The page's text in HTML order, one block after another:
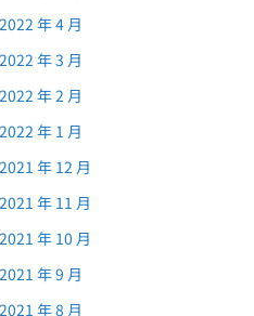
2022 年 4 月
2022 年 3 月
2022 年 2 月
2022 年 1 月
2021 年 12 月
2021 年 11 月
2021 年 10 月
2021 年 9 月
2021 年 8 月